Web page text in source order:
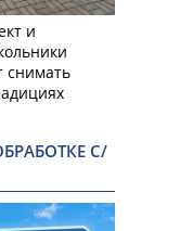
и
снимать
С/